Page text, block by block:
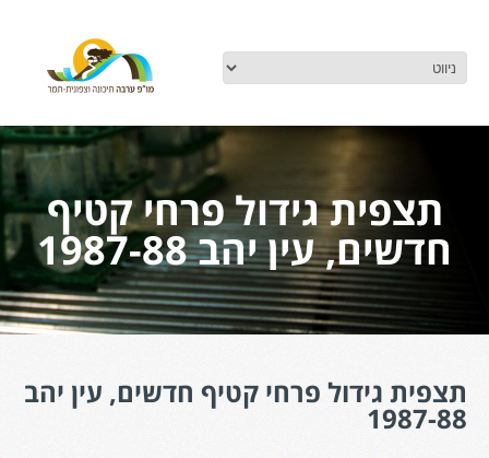
תצפית גידול פרחי קטיף
חדשים, עין יהב 1987-88
תצפית גידול פרחי קטיף חדשים, עין יהב
1987-88